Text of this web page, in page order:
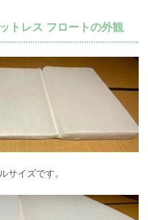
トレス フロートの外観
サイズです。